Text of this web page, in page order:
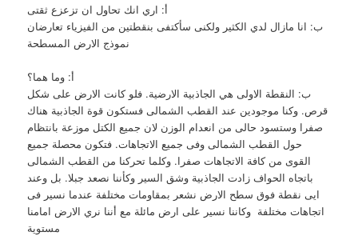
أ: اري انك تحاول ان تزعزع ثقتى
ب: انا مازال لدي الكثير ولكنى سأكتفى بنقطتين من الفيزياء تعارضان
نموذج الارض المسطحة
أ: وما هما؟
ب: النقطة الاولى هي الجاذبية الارضية. فلو كانت الارض على شكل
قرص. وكنا موجودين عند القطب الشمالى فستكون قوة الجاذبية هناك
صفرا وستسود حالى من انعدام الوزن لان جميع الكتل موزعة بانتظام
حول القطب الشمالى وفى جميع الاتجاهات. فتكون محصلة جميع
القوى من كافة الاتجاهات صفرا. وكلما تحركنا من القطب الشمالى
باتجاه الحواف زادت الجاذبية وشق السير وكأننا نصعد جبلا. بل وعند
ايى نقطة فوق سطح الارض نشعر بمقاومات مختلفة عندما نسير فى
اتجاهات مختلفة وكاننا نسير على ارض مائلة مع أننا نري الارض امامنا
مستوية